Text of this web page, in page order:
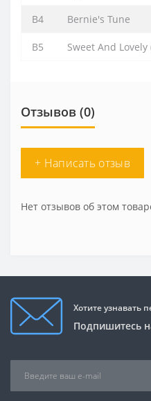
B4 Bernie's Tune
B5 Sweet And
Отзывов (0)
+ Написать отзыв
Нет отзывов об этом
Хотите узнавать
Подпишитесь